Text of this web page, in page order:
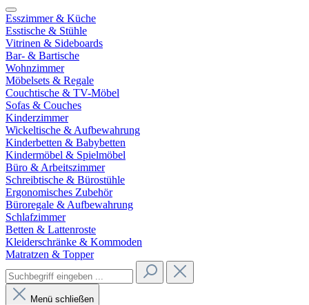
Esszimmer & Küche
Esstische & Stühle
Vitrinen & Sideboards
Bar- & Bartische
Wohnzimmer
Möbelsets & Regale
Couchtische & TV-Möbel
Sofas & Couches
Kinderzimmer
Wickeltische & Aufbewahrung
Kinderbetten & Babybetten
Kindermöbel & Spielmöbel
Büro & Arbeitszimmer
Schreibtische & Bürostühle
Ergonomisches Zubehör
Büroregale & Aufbewahrung
Schlafzimmer
Betten & Lattenroste
Kleiderschränke & Kommoden
Matratzen & Topper
Menü schließen